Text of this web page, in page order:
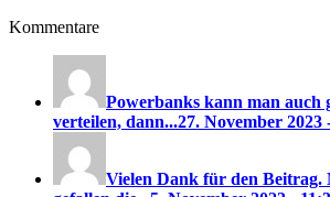
Kommentare
Powerbanks kann man auch
verteilen, dann...27. November
Vielen Dank für den Beitrag.